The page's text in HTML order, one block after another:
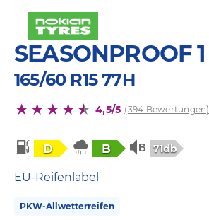
SEASONPROOF 1
165/60 R15 77H
4,5/5 (394 Bewertungen)
D B 71db
EU-Reifenlabel
PKW-Allwetterreifen